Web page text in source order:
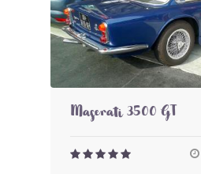
Maserati 3500 GT